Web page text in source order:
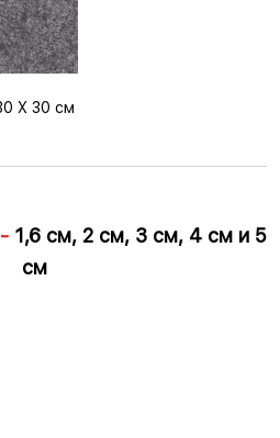
X 30 см
1,6 см, 2 см, 3 см, 4 см и 5
см